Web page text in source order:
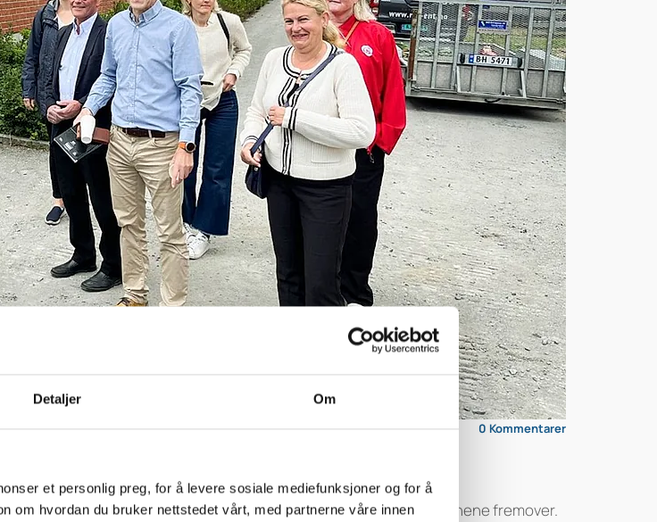
Detaljer Om
et personlig preg, for å levere sosiale mediefunksjoner og for å
om hvordan du bruker nettstedet vårt, med partnerne våre innen
0 Kommentarer
på besøk
og fikk høre mer om jobben som gjøres på renseanlegget og planene fremover.